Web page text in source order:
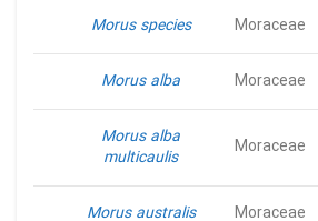
Moraceae
Morus species
Moraceae
Morus alba
Moraceae
Morus alba
multicaulis
Moraceae
Morus australis